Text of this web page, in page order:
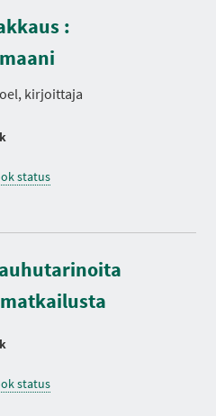
:
kirjoittaja
status
status